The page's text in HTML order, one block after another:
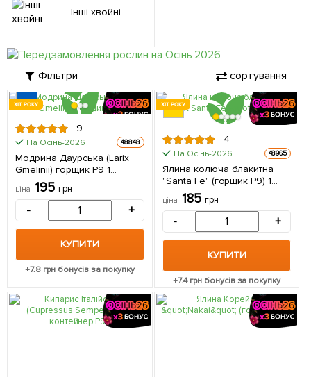
Інші хвойні
Фільтри сортування
ХІТ РОКУ
9
На Осінь-2026 48848
Модрина Даурська (Larix
Gmelinii) горщик P9 1
саджанець в упаковці
ціна 195 грн
- +
КУПИТИ
+7.8 грн бонусів за покупку
ХІТ РОКУ
4
На Осінь-2026 48965
Ялина колюча блакитна
"Santa Fe" (горщик P9) 1
саджанець в упаковці
ціна 185 грн
- +
КУПИТИ
+7.4грн бонусів за покупку